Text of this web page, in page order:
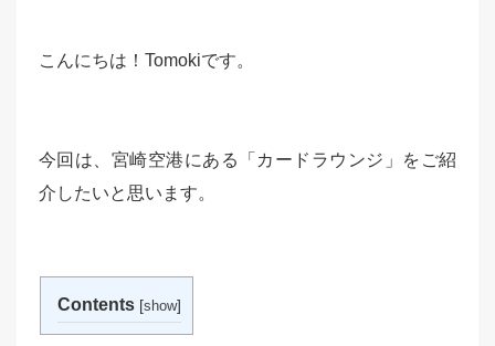
こんにちは！Tomokiです。
今回は、宮崎空港にある「カードラウンジ」をご紹
介したいと思います。
Contents [show]